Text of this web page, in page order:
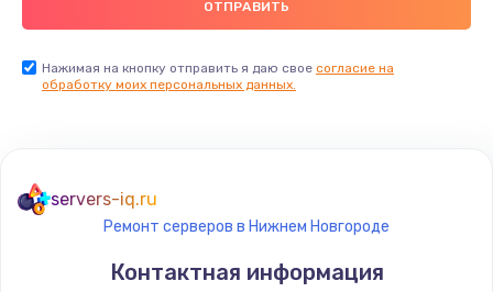
Заказать
Заказать
Замена видеочипа
Нажимая на кнопку отправить я даю свое согласие на
обработку моих персональных данных.
servers-iq.ru
Ремонт серверов в Нижнем Новгороде
Контактная информация